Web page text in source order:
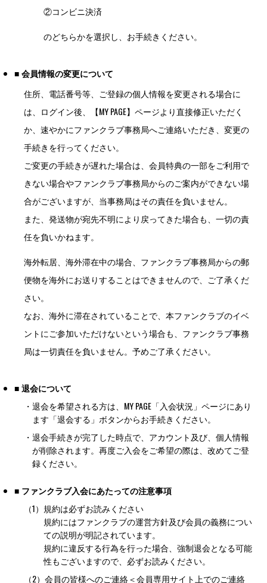
②コンビニ決済
のどちらかを選択し、お手続きください。
■ 会員情報の変更について
住所、電話番号等、ご登録の個人情報を変更される場合に
は、ログイン後、【MY PAGE】ページより直接修正いただく
か、速やかにファンクラブ事務局へご連絡いただき、変更の
手続きを行ってください。
ご変更の手続きが遅れた場合は、会員特典の一部をご利用で
きない場合やファンクラブ事務局からのご案内ができない場
合がございますが、当事務局はその責任を負いません。
また、発送物が宛先不明により戻ってきた場合も、一切の責
任を負いかねます。
海外転居、海外滞在中の場合、ファンクラブ事務局からの郵
便物を海外にお送りすることはできませんので、ご了承くだ
さい。
なお、海外に滞在されていることで、本ファンクラブのイベ
ントにご参加いただけないという場合も、ファンクラブ事務
局は一切責任を負いません。予めご了承ください。
■ 退会について
・ 退会を希望される方は、MY PAGE「入会状況」ページにあり
ます「退会する」ボタンからお手続きください。
・ 退会手続きが完了した時点で、アカウント及び、個人情報
が削除されます。再度ご入会をご希望の際は、改めてご登
録ください。
■ ファンクラブ入会にあたっての注意事項
（1） 規約は必ずお読みください
規約にはファンクラブの運営方針及び会員の義務につい
ての説明が明記されています。
規約に違反する行為を行った場合、強制退会となる可能
性もございますので、必ずお読みください。
（2） 会員の皆様へのご連絡＜会員専用サイト上でのご連絡